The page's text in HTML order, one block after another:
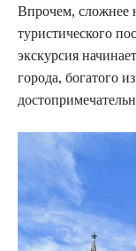
Впрочем, сложнее
туристического
экскурсия
города, богатого